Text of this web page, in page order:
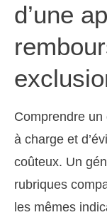
d’une
Comprendre un
à charge et
coûteux. Un
rubriques
les mêmes